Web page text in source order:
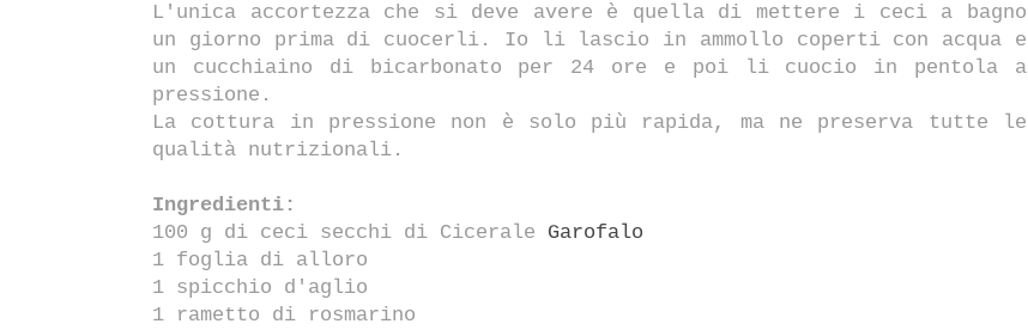
L'unica accortezza che si deve avere è quella di mettere i ceci a bagno
un giorno prima di cuocerli. Io li lascio in ammollo coperti con acqua e
un cucchiaino di bicarbonato per 24 ore e poi li cuocio in pentola a
pressione.
La cottura in pressione non è solo più rapida, ma ne preserva tutte le
qualità nutrizionali.
Ingredienti:
100 g di ceci secchi di Cicerale Garofalo
1 foglia di alloro
1 spicchio d'aglio
1 rametto di rosmarino